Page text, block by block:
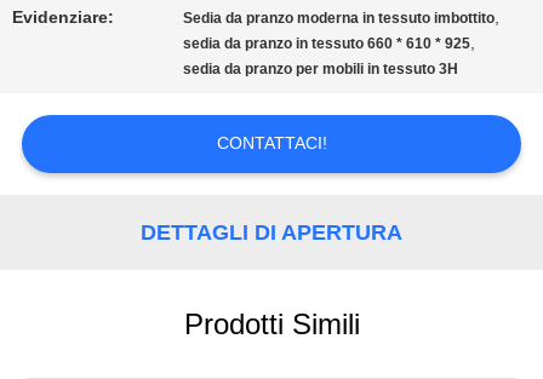
UNA
CITAZIONE
MAPPA
Evidenziare: Sedia da pranzo moderna in tessuto imbottito,
sedia da pranzo in tessuto 660 * 610 * 925,
sedia da pranzo per mobili in tessuto 3H
CONTATTACI!
DETTAGLI DI APERTURA
Prodotti Simili